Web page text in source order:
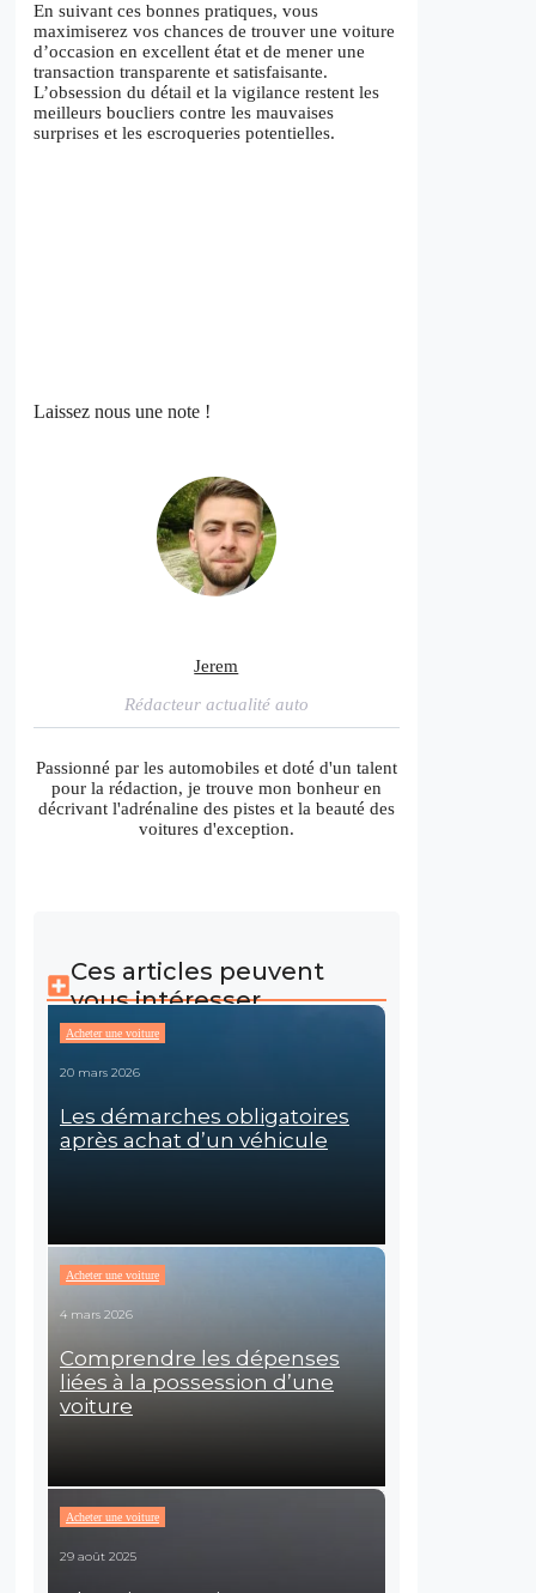
En suivant ces bonnes pratiques, vous
maximiserez vos chances de trouver une voiture
d’occasion en excellent état et de mener une
transaction transparente et satisfaisante.
L’obsession du détail et la vigilance restent les
meilleurs boucliers contre les mauvaises
surprises et les escroqueries potentielles.
Laissez nous une note !
Jerem
Rédacteur actualité auto
Passionné par les automobiles et doté d'un talent
pour la rédaction, je trouve mon bonheur en
décrivant l'adrénaline des pistes et la beauté des
voitures d'exception.
Ces articles peuvent
vous intéresser
Acheter une voiture
20 mars 2026
Les démarches obligatoires
après achat d’un véhicule
Acheter une voiture
4 mars 2026
Comprendre les dépenses
liées à la possession d’une
voiture
Acheter une voiture
29 août 2025